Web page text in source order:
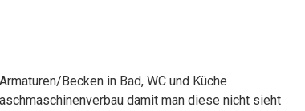
Becken in Bad, WC und Küche
damit man diese nicht sieht